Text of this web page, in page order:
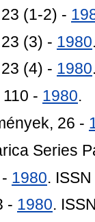
(1-2) -
(3) - 1980
(4) - 1980
- 1980.
26 -
Series
1980.
- 1980.